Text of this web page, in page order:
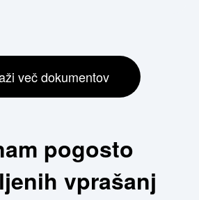
več dokumentov
pogosto
vprašanj